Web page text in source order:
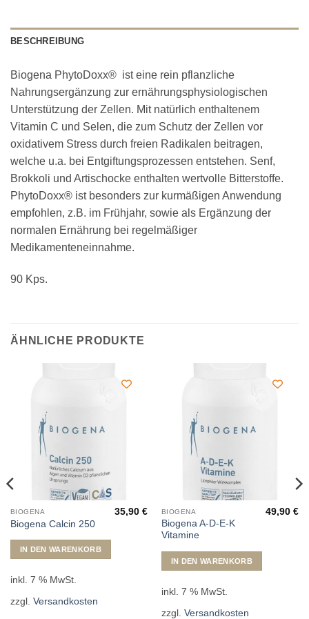
BESCHREIBUNG
Biogena PhytoDoxx® ist eine rein pflanzliche
Nahrungsergänzung zur ernährungsphysiologischen
Unterstützung der Zellen. Mit natürlich enthaltenem
Vitamin C und Selen, die zum Schutz der Zellen vor
oxidativem Stress durch freien Radikalen beitragen,
welche u.a. bei Entgiftungsprozessen entstehen. Senf,
Brokkoli und Artischocke enthalten wertvolle Bitterstoffe.
PhytoDoxx® ist besonders zur kurmäßigen Anwendung
empfohlen, z.B. im Frühjahr, sowie als Ergänzung der
normalen Ernährung bei regelmäßiger
Medikamenteneinnahme.
90 Kps.
ÄHNLICHE PRODUKTE
BIOGENA
Biogena Calcin 250
35,90€
IN DEN WARENKORB
inkl. 7 % MwSt.
zzgl. Versandkosten
BIOGENA
Biogena A-D-E-K
Vitamine
49,90€
IN DEN WARENKORB
inkl. 7 % MwSt.
zzgl. Versandkosten